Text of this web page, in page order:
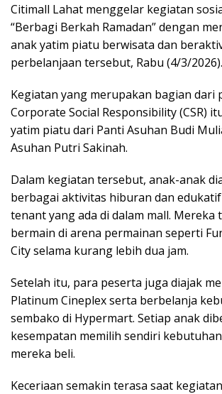
Citimall Lahat menggelar kegiatan
“Berbagi Berkah Ramadan” dengan
anak yatim piatu berwisata dan
perbelanjaan tersebut, Rabu (4/3/2026).
Kegiatan yang merupakan bagian dari
Corporate Social Responsibility (CSR)
yatim piatu dari Panti Asuhan Budi
Asuhan Putri Sakinah.
Dalam kegiatan tersebut, anak-anak
berbagai aktivitas hiburan dan
tenant yang ada di dalam mall. Mereka
bermain di arena permainan seperti
City selama kurang lebih dua jam.
Setelah itu, para peserta juga diajak
Platinum Cineplex serta berbelanja
sembako di Hypermart. Setiap anak
kesempatan memilih sendiri
mereka beli.
Keceriaan semakin terasa saat